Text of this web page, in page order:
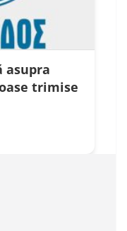
asupra
trimise